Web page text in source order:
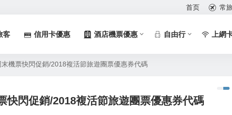
首页 常
客 信用卡優惠 酒店機票優惠 自由行 上網
機票快閃促銷/2018複活節旅遊團票優惠券代碼
快閃促銷/2018複活節旅遊團票優惠券代碼